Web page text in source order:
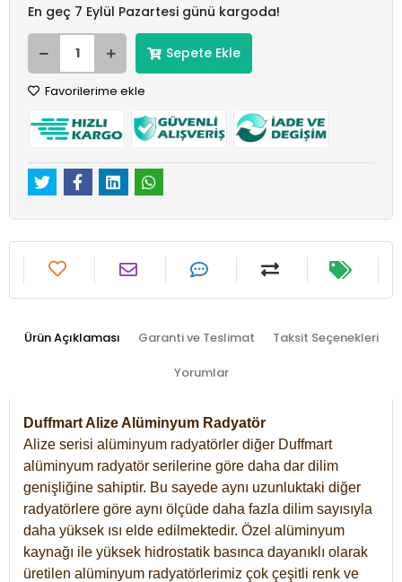
En geç 7 Eylül Pazartesi günü kargoda!
Sepete Ekle
Favorilerime ekle
Ürün Açıklaması Garanti ve Teslimat Taksit Seçenekleri
Yorumlar
Duffmart Alize Alüminyum Radyatör
Alize serisi alüminyum radyatörler diğer Duffmart
alüminyum radyatör serilerine göre daha dar dilim
genişliğine sahiptir. Bu sayede aynı uzunluktaki diğer
radyatörlere göre aynı ölçüde daha fazla dilim sayısıyla
daha yüksek ısı elde edilmektedir. Özel alüminyum
kaynağı ile yüksek hidrostatik basınca dayanıklı olarak
üretilen alüminyum radyatörlerimiz çok çeşitli renk ve